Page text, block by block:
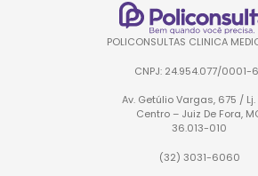
POLICONSULTAS CLINICA
CNPJ: 24.954.077/0001-
Av. Getúlio Vargas, 675 /
Centro – Juiz De Fora,
36.013-010
(32) 3031-6060